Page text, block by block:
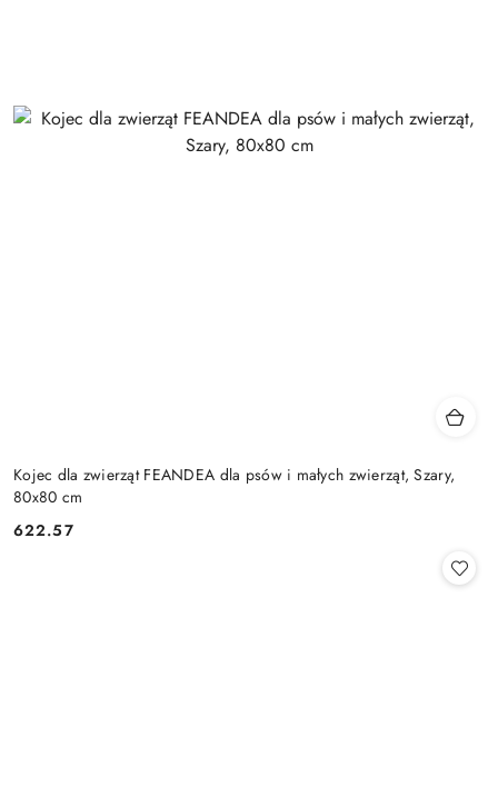
Kojec dla zwierząt FEANDEA dla psów i małych zwierząt, Szary,
80x80 cm
Cena:
622.57